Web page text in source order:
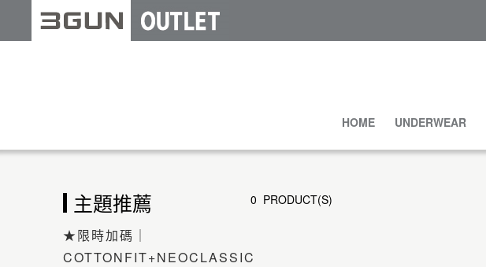
HOME UNDERWEAR
主題推薦
★限時加碼｜
COTTONFIT+NEOCLASSIC
0 PRODUCT(S)